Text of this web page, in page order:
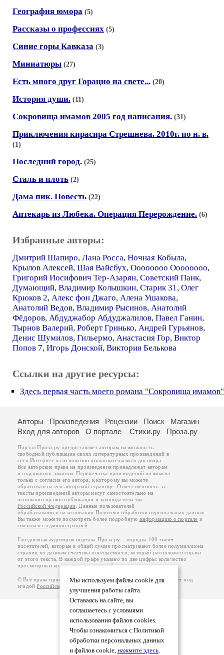
География юмора (5)
Рассказы о профессиях (5)
Синие горы Кавказа (3)
Миниатюры (27)
Есть много друг Горацио на свете... (20)
История души. (11)
Сокровища имамов 2005 год написания. (31)
Приключения кирасира Стрешнева. 2010г. по н. в.
(1)
Последний город. (25)
Сталь и плоть (2)
Дама пик. Повесть (22)
Аптекарь из Любека. Операция Перерождение. (6)
Избранные авторы:
Дмитрий Шапиро, Лана Росса, Ночная Кобыла,
Крылов Алексей, Шая Вайсбух, Оооооооо Оооооооо,
Григорий Иосифович Тер-Азарян, Советский Панк,
Думающий, Владимир Колышкин, Старик 31, Олег
Крюков 2, Алекс фон Джаго, Алена Ушакова,
Анатолий Ведов, Владимир Рысинов, Анатолий
Фёдоров, Абдуджабор Абдуджалилов, Павел Ганин,
Тырнов Валерий, Роберт Гринько, Андрей Гурьянов,
Денис Шумилов, Гильермо, Анастасия Гор, Виктор
Попов 7, Игорь Донской, Виктория Белькова
Ссылки на другие ресурсы:
Здесь первая часть моего романа "Сокровища имамов"
Мы используем файлы cookie для
улучшения работы сайта.
Оставаясь на сайте, вы
соглашаетесь с условиями
использования файлов cookies.
Чтобы ознакомиться с Политикой
обработки персональных данных
и файлов cookie, нажмите здесь.
Авторы Произведения Рецензии Поиск
Магазин
Вход для авторов
О портале Стихи.ру Проза.ру
Портал Проза.ру предоставляет авторам возможность
свободной публикации своих литературных произведений в
сети Интернет на основаниипользовательского договора
Все авторские права на произведения принадлежат авторам
и охраняются законом . Перепечатка произведений возможна
только с согласия его автора, к которому вы можете
обратиться на его авторской странице. Ответственность за
тексты произведений авторы несут самостоятельно на
основанииправил публикации изаконодательства
Российской Федерации . Данные пользователей
обрабатываются на основании Политики обработки персональных данных
Вы также можете посмотреть более подробную информацию о портале и
связаться с администрацией
Ежедневная аудитория портала Проза.ру – порядка 100 тысяч
посетителей, которые в общей сумме просматривают более полумиллиона
страниц по данным счетчика посещаемости, который расположен справа
от этого текста. В каждой графе указано по две цифры: количество
просмотров и количество посетителей.
© Все права принадлежат авторам, 2000-2026. Портал работает под
эгидойРоссийского союза писателей